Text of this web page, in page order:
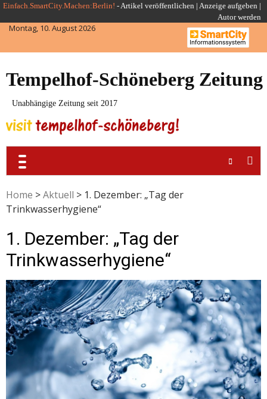
Skip
to
content
Einfach.SmartCity.Machen:Berlin! -Artikel veröffentlichen | Anzeige aufgeben |
Autor werden
Montag, 10. August 2026
Tempelhof-Schöneberg Zeitung
Unabhängige Zeitung seit 2017
Home >Aktuell > 1. Dezember: „Tag der
Trinkwasserhygiene“
1. Dezember: „Tag der
Trinkwasserhygiene“